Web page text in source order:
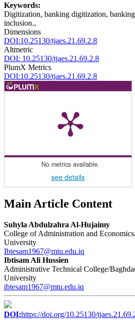
Keywords:
Digitization, banking digitization,
inclusion.,
Dimensions
DOI:10.25130/tjaes.21.69.2.8
Altmetric
DOI: 10.25130/tjaes.21.69.2.8
PlumX Metrics
DOI:10.25130/tjaes.21.69.2.8
No metrics available.
see details
Main Article Content
Suhyla Abdulzahra Al-Hujaimy
College of Administration and
University
Ibtesam1967@mtu.edu.iq
Ibtisam Ali Hussien
Administrative Technical College/
University
ibtesam1967@mtu.edu.iq
DOI:https://doi.org/10.25130/